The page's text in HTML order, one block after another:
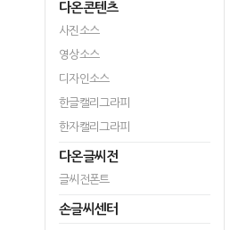
다온콘텐츠
사진소스
영상소스
디자인소스
한글캘리그라피
한자캘리그라피
다온글씨전
글씨전폰트
손글씨센터